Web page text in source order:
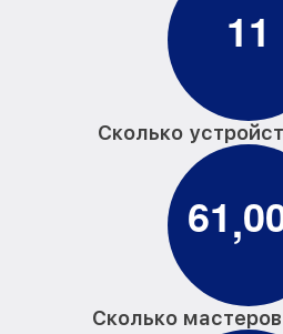
11
Сколько
61,0
Сколько